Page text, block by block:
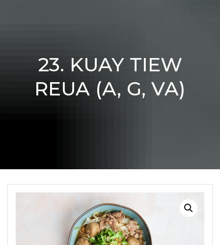
23. KUAY TIEW
REUA (A, G, VA)